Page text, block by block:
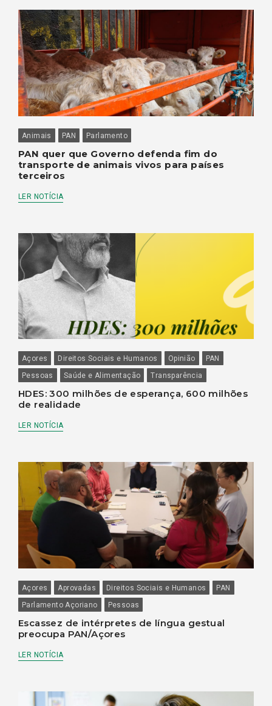
Animais PAN Parlamento
PAN quer que Governo defenda fim do
transporte de animais vivos para países
terceiros
LER NOTÍCIA
Açores Direitos Sociais e Humanos Opinião
PAN
Pessoas
Saúde e Alimentação Transparência
HDES: 300 milhões de esperança, 600 milhões
de realidade
LER NOTÍCIA
Açores Aprovadas Direitos Sociais e Humanos
PAN
Parlamento Açoriano
Pessoas
Escassez de intérpretes de língua gestual
preocupa PAN/Açores
LER NOTÍCIA